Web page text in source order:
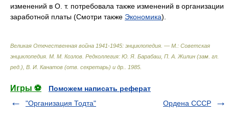
изменений в О. т. потребовала также изменений в организации
заработной платы (Смотри также Экономика).
Великая Отечественная война 1941-1945: энциклопедия. — М.: Советская
энциклопедия М. М. Козлов. Редколлегия: Ю. Я. Барабаш, П. А. Жилин (зам. гл.
ред.), В. И. Канатов (отв. секретарь) и др.
1985
Игры ⚽
Поможем написать реферат
"Организация Тодта"
Ордена СССР